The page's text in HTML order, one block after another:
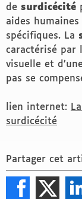
de surdicécité
aides
spécifiques. La
caractérisé par
visuelle et
pas se
lien internet:
surdicécité
Partager cet